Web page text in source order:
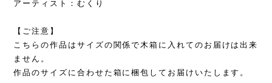
アーティスト：むくり
【ご注意】
こちらの作品はサイズの関係で木箱に入れてのお届けは出来
ません。
作品のサイズに合わせた箱に梱包してお届けいたします。